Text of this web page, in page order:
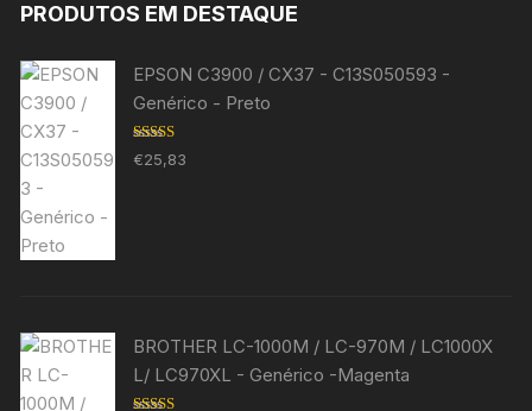
PRODUTOS EM DESTAQUE
EPSON C3900 / CX37 - C13S050593 -
Genérico - Preto
Avaliação
5.00de 5
€25,83
BROTHER LC-1000M / LC-970M / LC1000X
L/ LC970XL - Genérico -Magenta